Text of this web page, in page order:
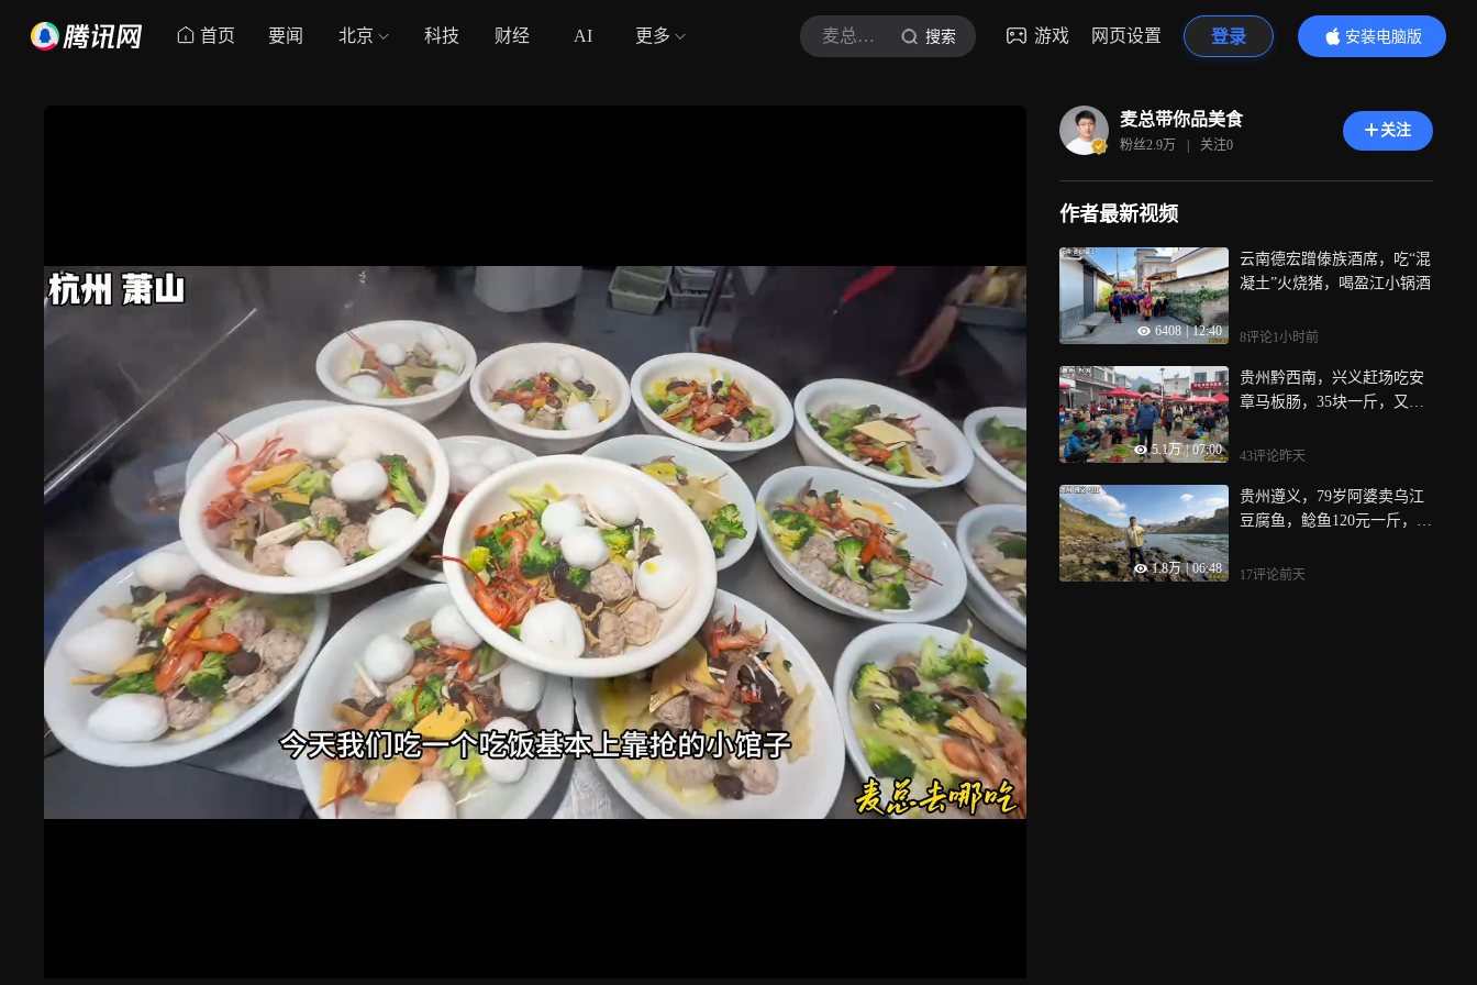
首页 要闻 北京 科技 财经 AI 更多 麦总带你品美食 搜索 游戏 网页设置 登录
安装电脑版
内容更精彩
麦总带你品美食
粉丝2.9万 | 关注0
关注
作者最新视频
6408 | 12:40
云南德宏蹭傣族酒席，吃“混
凝土”火烧猪，喝盈江小锅酒
8评论1小时前
5.1万 | 07:00
贵州黔西南，兴义赶场吃安
章马板肠，35块一斤，又香
43评论昨天
1.8万 | 06:48
贵州遵义，79岁阿婆卖乌江
豆腐鱼，鲶鱼120元一斤，味
17评论前天